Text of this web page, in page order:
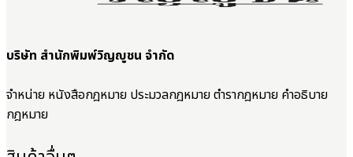
บริษัท สำนักพิมพ์วิญญูชน จำกัด
จำหน่าย หนังสือกฎหมาย ประมวลกฎหมาย ตำรากฎหมาย คำอธิบาย
กฎหมาย